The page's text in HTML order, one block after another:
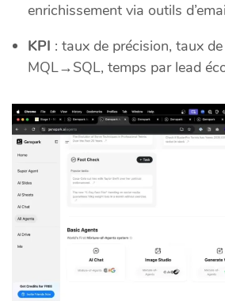
enrichissement via outils
KPI : taux de précision, taux
MQL→SQL, temps par lead